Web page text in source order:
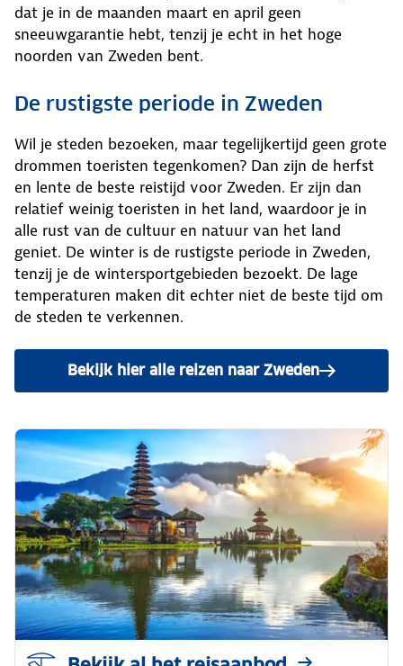
dat je in de maanden maart en april geen
sneeuwgarantie hebt, tenzij je echt in het hoge
noorden van Zweden bent.
De rustigste periode in Zweden
Wil je steden bezoeken, maar tegelijkertijd geen grote
drommen toeristen tegenkomen? Dan zijn de herfst
en lente de beste reistijd voor Zweden. Er zijn dan
relatief weinig toeristen in het land, waardoor je in
alle rust van de cultuur en natuur van het land
geniet. De winter is de rustigste periode in Zweden,
tenzij je de wintersportgebieden bezoekt. De lage
temperaturen maken dit echter niet de beste tijd om
de steden te verkennen.
Bekijk hier alle reizen naar Zweden